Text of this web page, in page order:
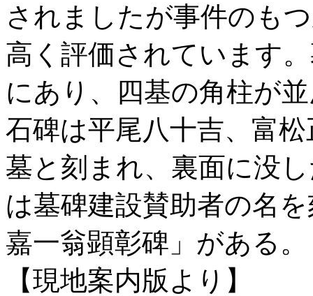
されましたが事件のも
高く評価されています
にあり、四基の角柱が
石碑は平尾八十吉、富
墓と刻まれ、裏面に没
は墓碑建設賛助者の名
嘉一翁顕彰碑」がある。
【現地案内版より】